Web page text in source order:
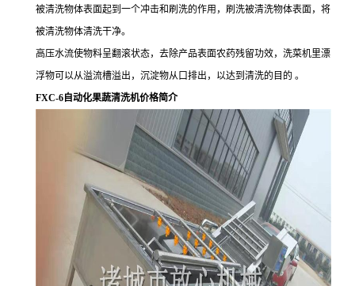
被清洗物体表面起到一个冲击和刷洗的作用，刷洗被清洗物体表面，将
被清洗物体清洗干净。
高压水流使物料呈翻滚状态，去除产品表面农药残留功效，洗菜机里漂
浮物可以从溢流槽溢出，沉淀物从口排出，以达到清洗的目的 。
FXC-6自动化果蔬清洗机价格简介